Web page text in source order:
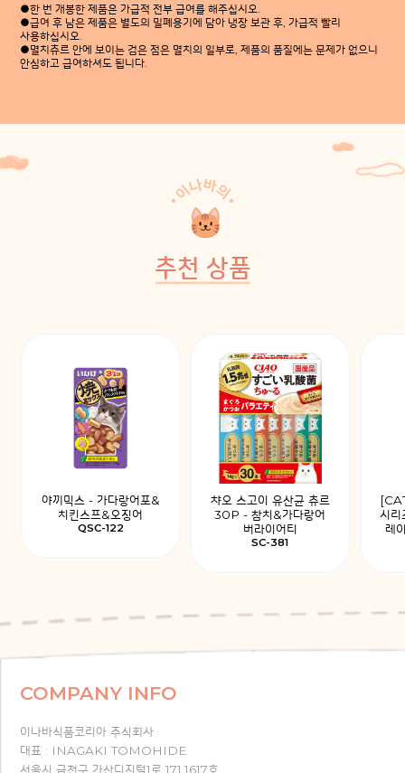
●한 번 개봉한 제품은 가급적 전부 급여를 해주십시오.
●급여 후 남은 제품은 별도의 밀폐용기에 담아 냉장 보관 후, 가급적 빨리
사용하십시오.
●멸치츄르 안에 보이는 검은 점은 멸치의 일부로, 제품의 품질에는 문제가 없으니
안심하고 급여하셔도 됩니다.
추천 상품
야끼믹스 - 가다랑어포&
치킨스프&오징어
QSC-122
챠오 스고이 유산균 츄르
30P - 참치&가다랑어
버라이어티
SC-381
시리
레
COMPANY INFO
이나바식품코리아 주식회사
대표 : INAGAKI TOMOHIDE
서울시 금천구 가산디지털1로 171,1617호